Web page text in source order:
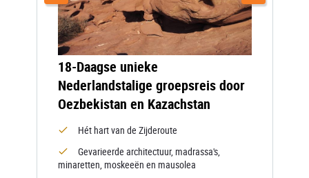
18-Daagse unieke
Nederlandstalige groepsreis door
Oezbekistan en Kazachstan
Hét hart van de Zijderoute
Gevarieerde architectuur, madrassa's,
minaretten, moskeeën en mausolea